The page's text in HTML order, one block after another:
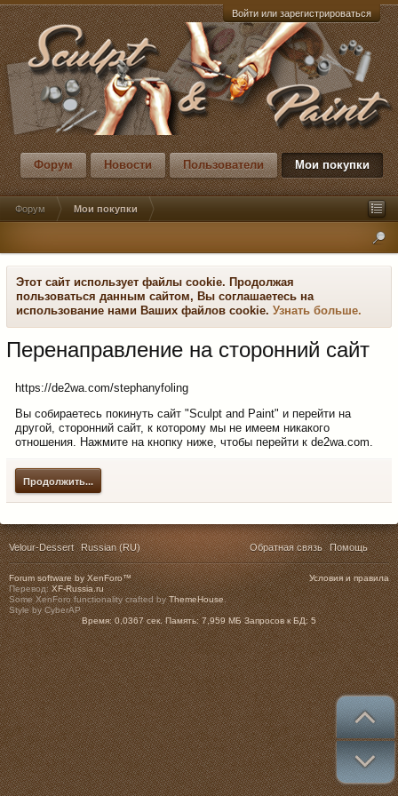
Войти или зарегистрироваться
Форум Новости Пользователи Мои покупки
Форум Мои покупки
Этот сайт использует файлы cookie. Продолжая
пользоваться данным сайтом, Вы соглашаетесь на
использование нами Ваших файлов cookie. Узнать больше.
Перенаправление на сторонний сайт
https://de2wa.com/stephanyfoling
Вы собираетесь покинуть сайт "Sculpt and Paint" и перейти на
другой, сторонний сайт, к которому мы не имеем никакого
отношения. Нажмите на кнопку ниже, чтобы перейти к de2wa.com.
Продолжить...
Velour-Dessert Russian (RU) Обратная связь Помощь
Условия и правила
Forum software by XenForo™
Перевод:XF-Russia.ru
Some XenForo functionality crafted byThemeHouse.
Style by CyberAP
Время: 0,0367 сек. Память: 7,959 МБ Запросов к БД: 5